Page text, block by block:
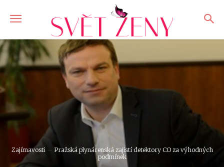
Zajímavosti
Pražská plynárenská zajistí detektory CO za výhodných
podmínek